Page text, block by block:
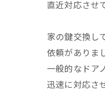
直近対応させ
家の鍵交換し
依頼がありま
一般的なドア
迅速に対応さ